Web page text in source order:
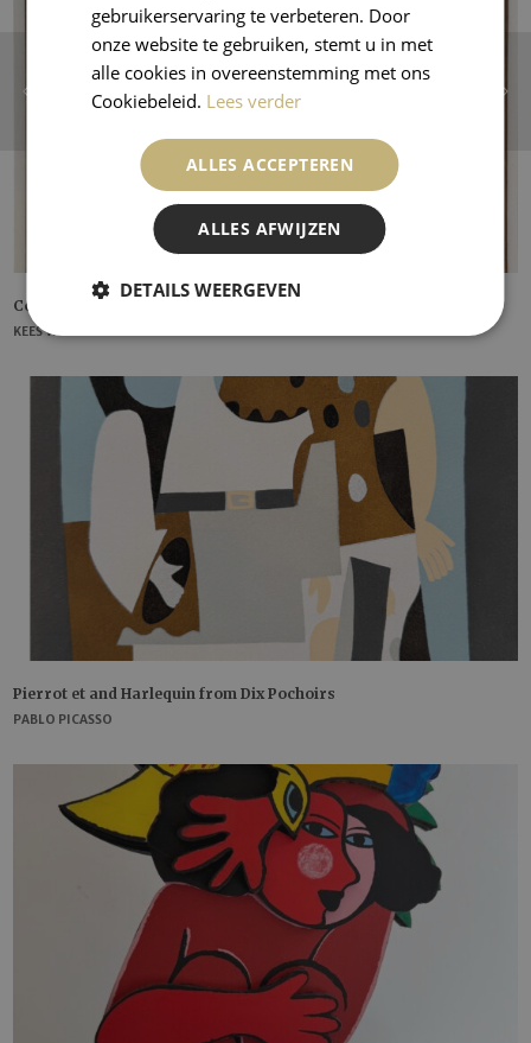
Corn Poppy
KEES VAN DONGEN
Pierrot et and Harlequin from Dix Pochoirs
PABLO PICASSO
gebruikerservaring te verbeteren. Door
onze website te gebruiken, stemt u in met
alle cookies in overeenstemming met ons
Cookiebeleid. Lees verder
ALLES ACCEPTEREN
ALLES AFWIJZEN
DETAILS WEERGEVEN